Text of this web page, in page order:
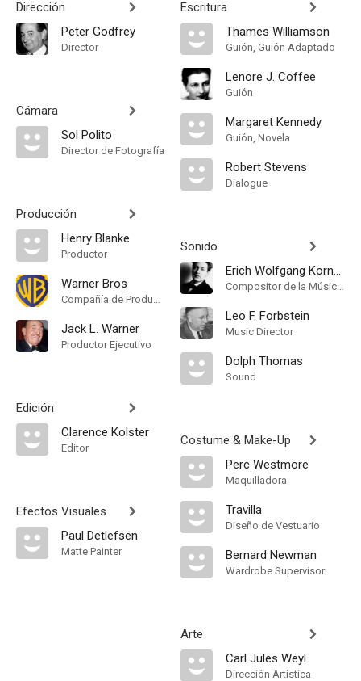
Dirección
Peter Godfrey
Director
Cámara
Sol Polito
Director de Fotografía
Producción
Henry Blanke
Productor
Warner Bros
Compañía de Produccion
Jack L. Warner
Productor Ejecutivo
Edición
Clarence Kolster
Editor
Efectos Visuales
Paul Detlefsen
Matte Painter
Escritura
Thames Williamson
Guión, Guión Adaptado
Lenore J. Coffee
Guión
Margaret Kennedy
Guión, Novela
Robert Stevens
Dialogue
Sonido
Erich Wolfgang Korngold
Compositor de la Música Original
Leo F. Forbstein
Music Director
Dolph Thomas
Sound
Costume & Make-Up
Perc Westmore
Maquilladora
Travilla
Diseño de Vestuario
Bernard Newman
Wardrobe Supervisor
Arte
Carl Jules Weyl
Dirección Artística